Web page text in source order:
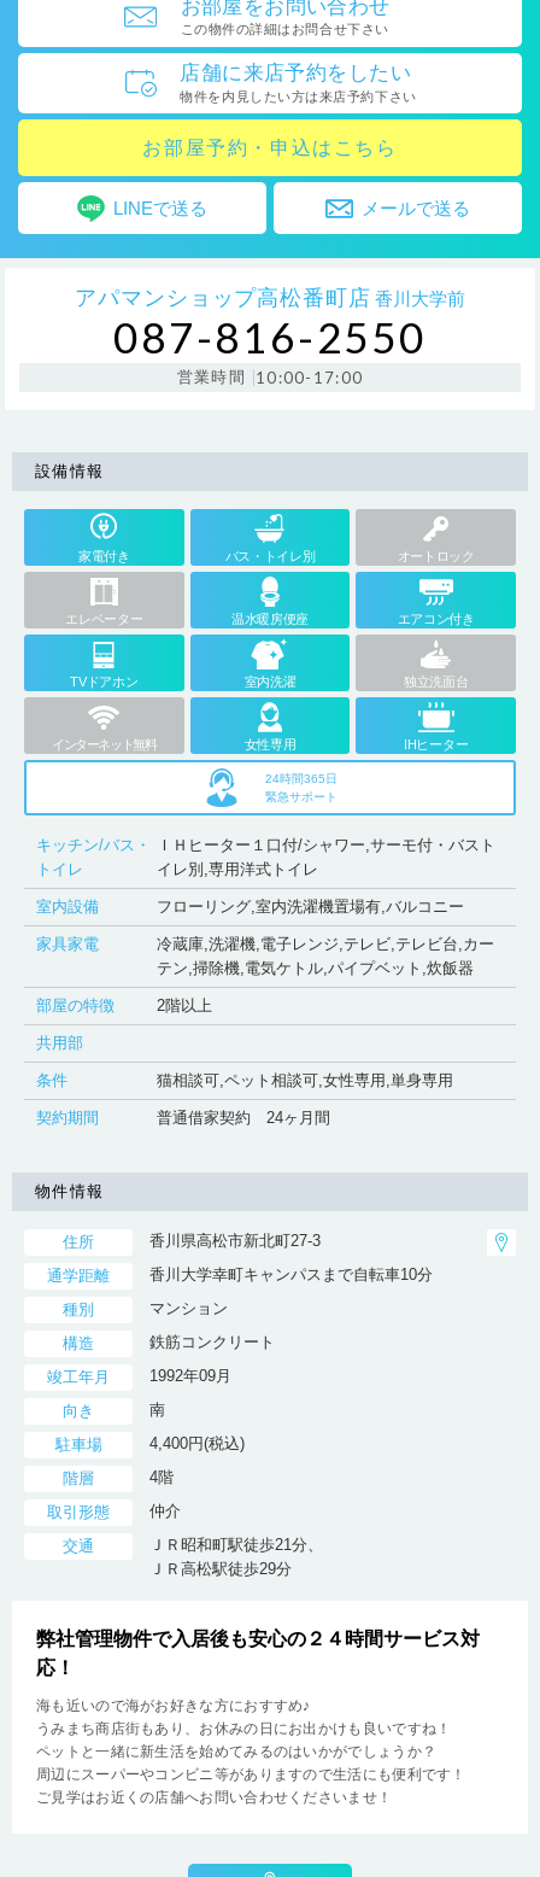
お部屋をお問い合わせ
この物件の詳細はお問合せ下さい
店舗に来店予約をしたい
物件を内見したい方は来店予約下さい
お部屋予約・申込はこちら
LINEで送る メールで送る
アパマンショップ高松番町店 香川大学前
087-816-2550
営業時間 10:00-17:00
設備情報
家電付き バス・トイレ別 オートロック
エレベーター 温水暖房便座 エアコン付き
TVドアホン 室内洗濯 独立洗面台
インターネット無料 女性専用 IHヒーター
24時間365日
緊急サポート
キッチン/バス・
トイレ
ＩＨヒーター１口付/シャワー,サーモ付・バスト
イレ別,専用洋式トイレ
室内設備 フローリング,室内洗濯機置場有,バルコニー
家具家電
冷蔵庫,洗濯機,電子レンジ,テレビ,テレビ台,カー
テン,掃除機,電気ケトル,パイプベット,炊飯器
部屋の特徴 2階以上
共用部
条件 猫相談可,ペット相談可,女性専用,単身専用
契約期間 普通借家契約 24ヶ月間
物件情報
住所
香川県高松市新北町27-3
通学距離
香川大学幸町キャンパスまで自転車10分
種別
マンション
構造
鉄筋コンクリート
竣工年月
1992年09月
向き
南
駐車場
4,400円(税込)
階層
4階
取引形態
仲介
交通
ＪＲ昭和町駅徒歩21分、
ＪＲ高松駅徒歩29分
弊社管理物件で入居後も安心の２４時間サービス対
応！
海も近いので海がお好きな方におすすめ♪
うみまち商店街もあり、お休みの日にお出かけも良いですね！
ペットと一緒に新生活を始めてみるのはいかがでしょうか？
周辺にスーパーやコンビニ等がありますので生活にも便利です！
ご見学はお近くの店舗へお問い合わせくださいませ！